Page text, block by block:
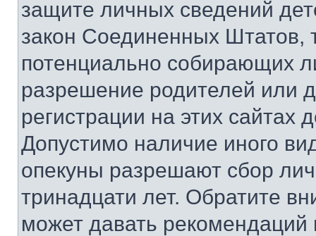
защите личных сведений
закон Соединенных Штатов,
потенциально собирающих
разрешение родителей или
регистрации на этих сайтах
Допустимо наличие иного
опекуны разрешают сбор
тринадцати лет. Обратите
может давать